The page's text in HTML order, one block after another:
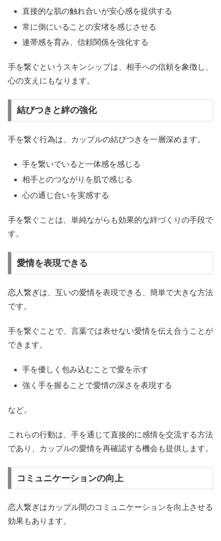
直接的な肌の触れ合いが安心感を提供する
常に側にいることの安堵を感じさせる
連帯感を育み、信頼関係を強化する
手を繋ぐというスキンシップは、相手への信頼を象徴し、
心の支えにもなります。
結びつきと絆の強化
手を繋ぐ行為は、カップルの結びつきを一層深めます。
手を繋いでいると一体感を感じる
相手とのつながりを肌で感じる
心の通じ合いを実感する
手を繋ぐことは、単純ながらも効果的な絆づくりの手段で
す。
愛情を表現できる
恋人繋ぎは、互いの愛情を表現できる、簡単で大きな方法
です。
手を繋ぐことで、言葉では表せない愛情を伝え合うことが
できます。
手を優しく包み込むことで愛を示す
強く手を握ることで愛情の深さを表現する
など。
これらの行動は、手を通じて直接的に感情を交流する方法
であり、カップルの愛情を再確認する機会も提供します。
コミュニケーションの向上
恋人繋ぎはカップル間のコミュニケーションを向上させる
効果もあります。